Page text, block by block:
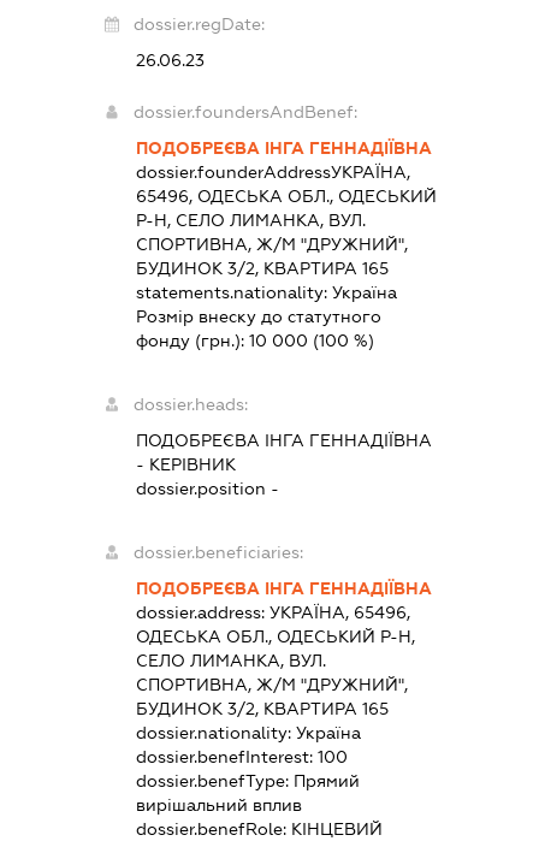
dossier.regDate:
26.06.23
dossier.foundersAndBenef:
ПОДОБРЕЄВА ІНГА ГЕННАДІЇВНА
dossier.founderAddressУКРАЇНА,
65496, ОДЕСЬКА ОБЛ., ОДЕСЬКИЙ
Р-Н, СЕЛО ЛИМАНКА, ВУЛ.
СПОРТИВНА, Ж/М "ДРУЖНИЙ",
БУДИНОК 3/2, КВАРТИРА 165
statements.nationality: Україна
Розмір внеску до статутного
фонду (грн.): 10 000 (100 %)
dossier.heads:
ПОДОБРЕЄВА ІНГА ГЕННАДІЇВНА
- КЕРІВНИК
dossier.position -
dossier.beneficiaries:
ПОДОБРЕЄВА ІНГА ГЕННАДІЇВНА
dossier.address: УКРАЇНА, 65496,
ОДЕСЬКА ОБЛ., ОДЕСЬКИЙ Р-Н,
СЕЛО ЛИМАНКА, ВУЛ.
СПОРТИВНА, Ж/М "ДРУЖНИЙ",
БУДИНОК 3/2, КВАРТИРА 165
dossier.nationality: Україна
dossier.benefInterest: 100
dossier.benefType: Прямий
вирішальний вплив
dossier.benefRole: КІНЦЕВИЙ